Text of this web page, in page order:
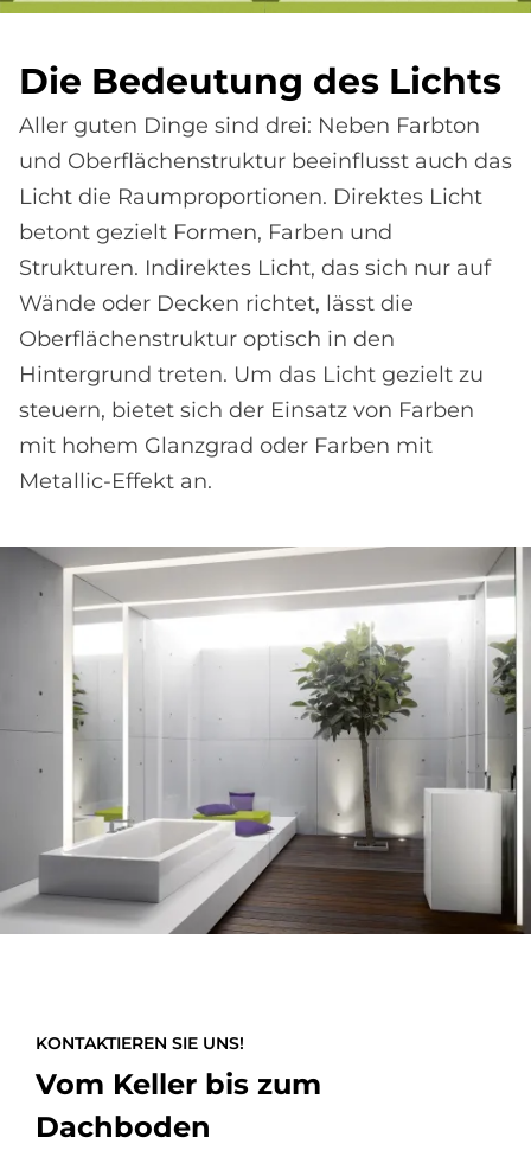
Die Be­deu­tung des Lichts
Aller guten Dinge sind drei: Neben Farbton
und Oberflächenstruktur beeinflusst auch das
Licht die Raumproportionen. Direktes Licht
betont gezielt Formen, Farben und
Strukturen. Indirektes Licht, das sich nur auf
Wände oder Decken richtet, lässt die
Oberflächenstruktur optisch in den
Hintergrund treten. Um das Licht gezielt zu
steuern, bietet sich der Einsatz von Farben
mit hohem Glanzgrad oder Farben mit
Metallic-Effekt an.
KONTAKTIEREN SIE UNS!
Vom Keller bis zum
Dachboden